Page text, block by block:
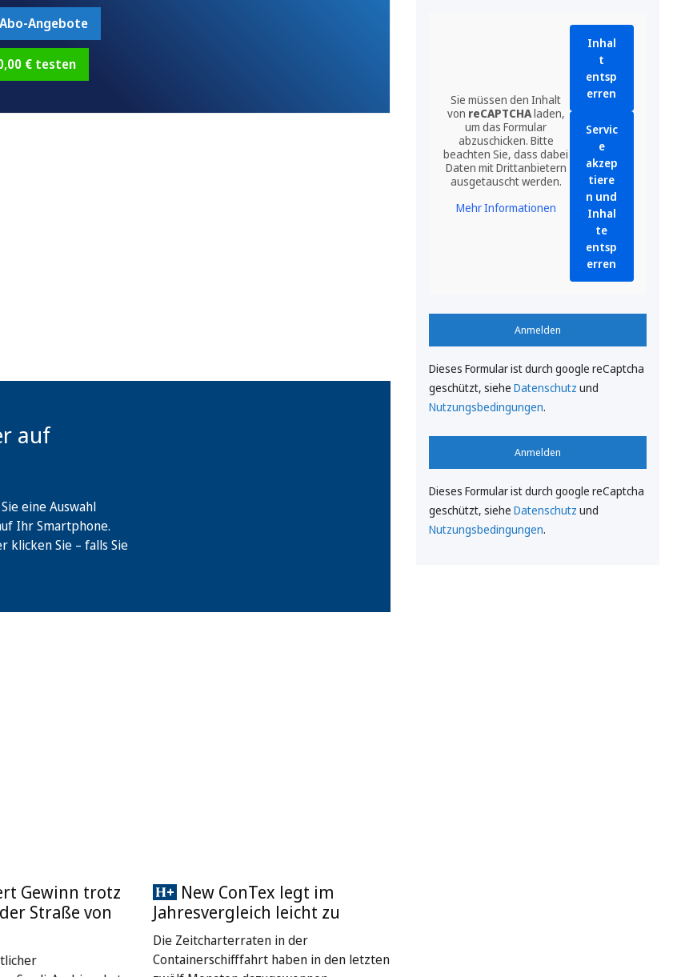
Abo-Angebote
€ testen
auf
eine Auswahl
Ihr Smartphone.
klicken Sie – falls Sie
Gewinn trotz
Straße von
New ConTex legt im
Jahresvergleich leicht zu
Die Zeitcharterraten in der
Containerschifffahrt haben in den letzten
Sie müssen den Inhalt
von reCAPTCHAladen,
um das Formular
abzuschicken. Bitte
beachten Sie, dass dabei
Daten mit Drittanbietern
ausgetauscht werden.
Mehr Informationen
Inhal
t
entsp
erren
Servic
e
akzep
tiere
n und
Inhal
te
entsp
erren
Anmelden
Dieses Formular ist durch google reCaptcha
geschützt, siehe Datenschutz und
Nutzungsbedingungen.
Anmelden
Dieses Formular ist durch google reCaptcha
geschützt, siehe Datenschutz und
Nutzungsbedingungen.